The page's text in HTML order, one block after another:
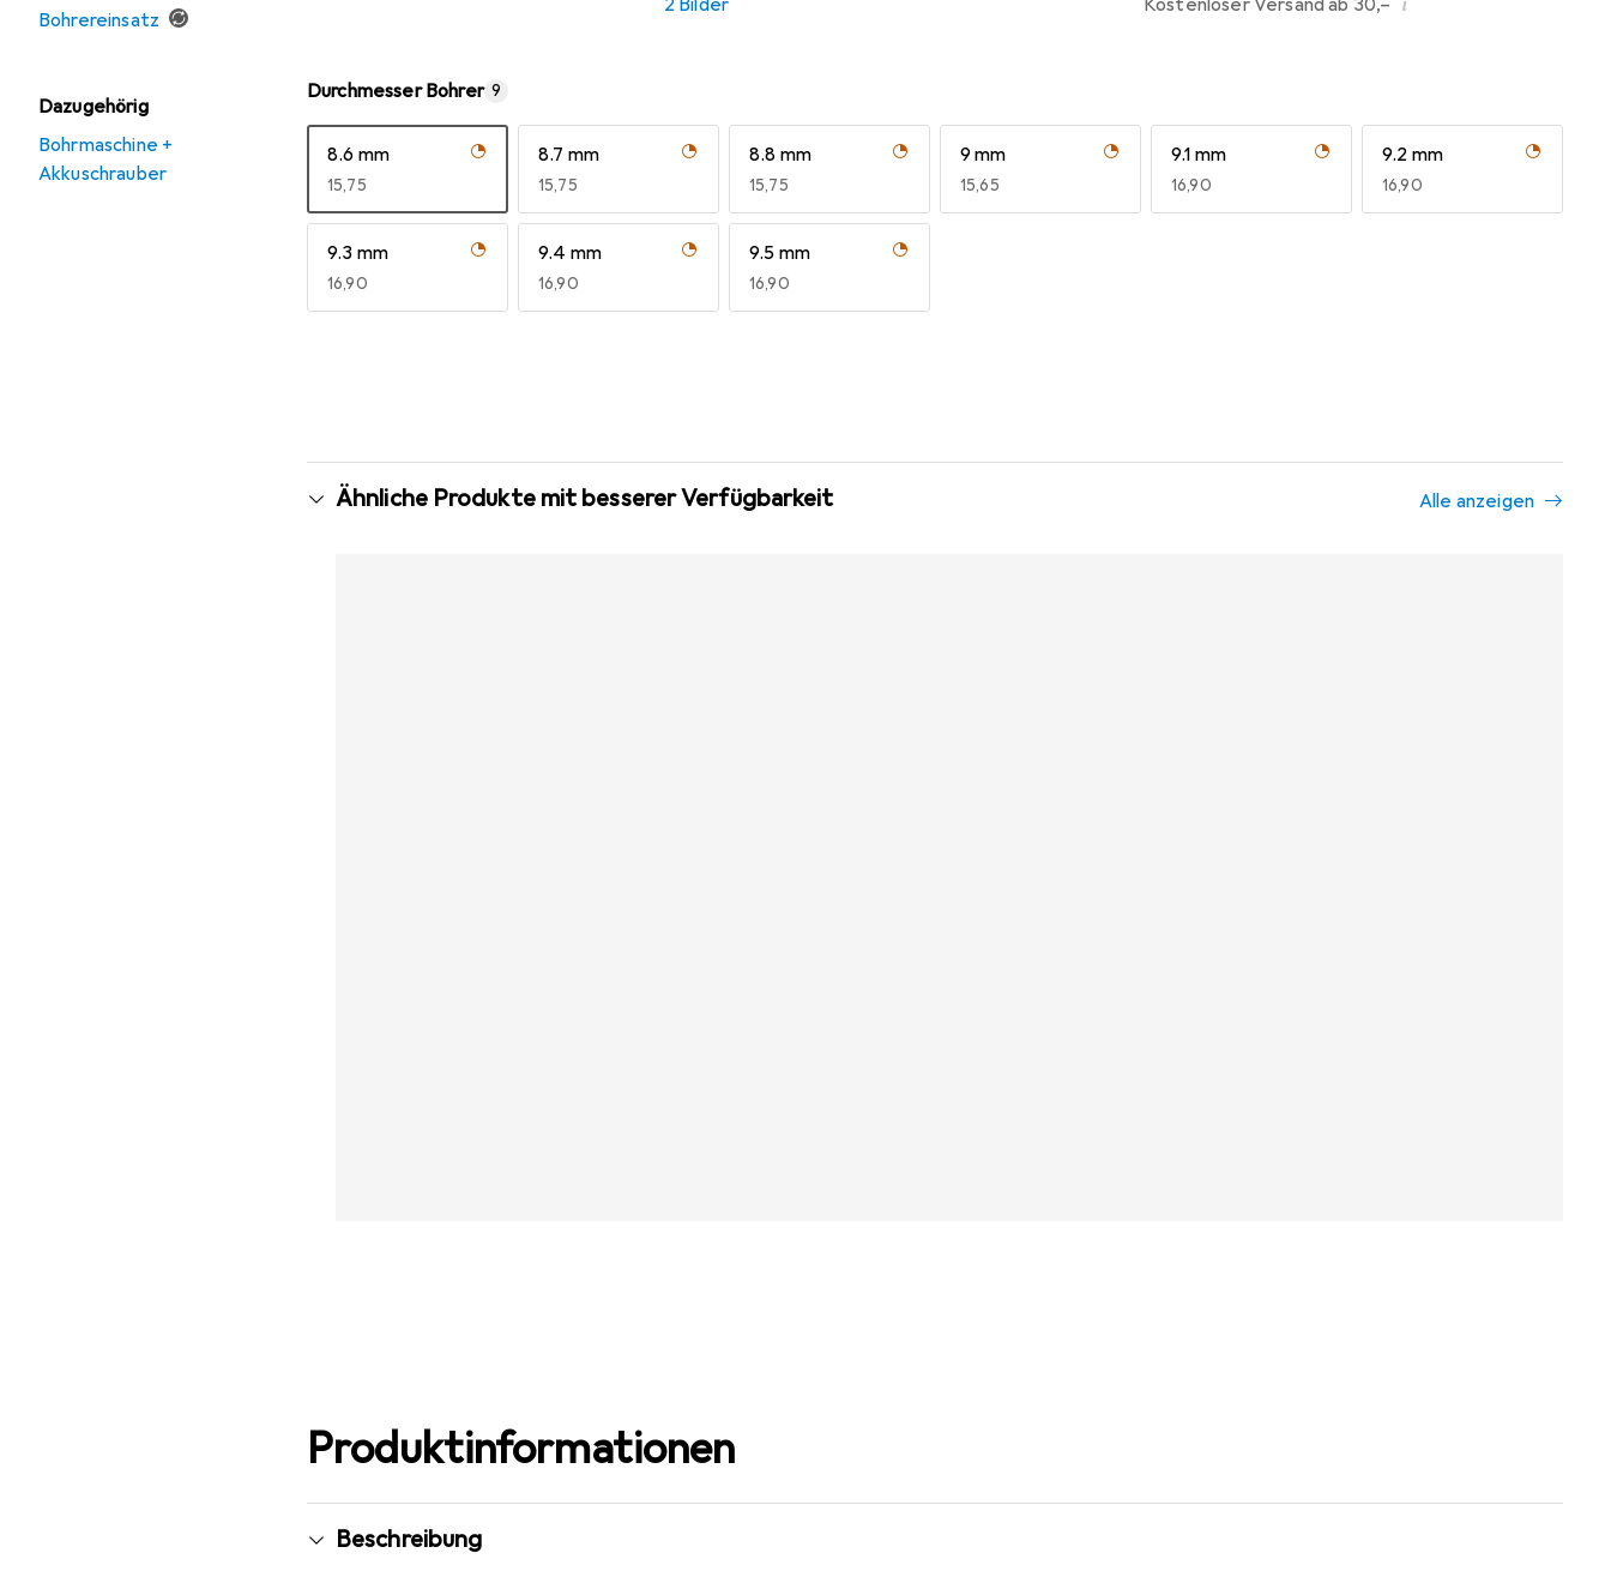
Bohrereinsatz
Dazugehörig
Bohrmaschine +
Akkuschrauber
2 Bilder Kostenloser Versand ab 30,–
Durchmesser Bohrer 9
8.6 mm
EUR
15,75
8.7 mm
EUR
15,75
8.8 mm
EUR
15,75
9 mm
EUR
15,65
9.1 mm
EUR
16,90
9.2 mm
EUR
16,90
9.3 mm
EUR
16,90
9.4 mm
EUR
16,90
9.5 mm
EUR
16,90
Ähnliche Produkte mit besserer Verfügbarkeit Alle anzeigen
Produktinformationen
Beschreibung